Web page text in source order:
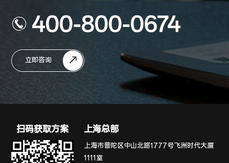
400-800-0674
立即咨询
扫码获取方案 上海总部
上海市普陀区中山北路1777号飞洲时代大厦
1111室